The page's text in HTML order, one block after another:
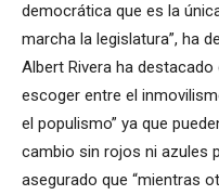
democrática que es la
marcha la legislatura”, ha
Albert Rivera ha
escoger entre el
el populismo” ya que
cambio sin rojos ni azules
asegurado que “mientras